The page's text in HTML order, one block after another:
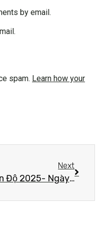
by email.
spam. Learn how your
Next
Ấn Độ 2025- Ngày thứ 7 – TỊNH XÁ TRÙNG CÁT – NƠI NỮ GIỚI KHAI MỞ CỬA ĐẠO